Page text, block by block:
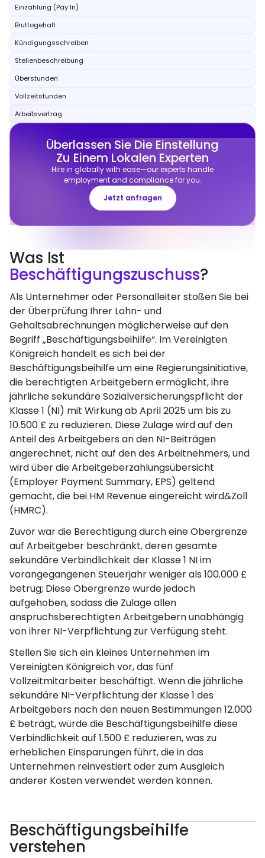
Einzahlung (Pay In)
Bruttogehalt
Kündigungsschreiben
Stellenbeschreibung
Überstunden
Vollzeitstunden
Arbeitsvertrag
Überlassen Sie Die Einstellung
Zu Einem Lokalen Experten
Hire in globally with ease—our experts handle
employment and compliance for you.
Jetzt anfragen
Was Ist
Beschäftigungszuschuss?
Als Unternehmer oder Personalleiter stoßen Sie bei
der Überprüfung Ihrer Lohn- und
Gehaltsabrechnungen möglicherweise auf den
Begriff „Beschäftigungsbeihilfe“. Im Vereinigten
Königreich handelt es sich bei der
Beschäftigungsbeihilfe um eine Regierungsinitiative,
die berechtigten Arbeitgebern ermöglicht, ihre
jährliche sekundäre Sozialversicherungspflicht der
Klasse 1 (NI) mit Wirkung ab April 2025 um bis zu
10.500 £ zu reduzieren. Diese Zulage wird auf den
Anteil des Arbeitgebers an den NI-Beiträgen
angerechnet, nicht auf den des Arbeitnehmers, und
wird über die Arbeitgeberzahlungsübersicht
(Employer Payment Summary, EPS) geltend
gemacht, die bei HM Revenue eingereicht wird&Zoll
(HMRC).
Zuvor war die Berechtigung durch eine Obergrenze
auf Arbeitgeber beschränkt, deren gesamte
sekundäre Verbindlichkeit der Klasse 1 NI im
vorangegangenen Steuerjahr weniger als 100.000 £
betrug; Diese Obergrenze wurde jedoch
aufgehoben, sodass die Zulage allen
anspruchsberechtigten Arbeitgebern unabhängig
von ihrer NI-Verpflichtung zur Verfügung steht.
Stellen Sie sich ein kleines Unternehmen im
Vereinigten Königreich vor, das fünf
Vollzeitmitarbeiter beschäftigt. Wenn die jährliche
sekundäre NI-Verpflichtung der Klasse 1 des
Arbeitgebers nach den neuen Bestimmungen 12.000
£ beträgt, würde die Beschäftigungsbeihilfe diese
Verbindlichkeit auf 1.500 £ reduzieren, was zu
erheblichen Einsparungen führt, die in das
Unternehmen reinvestiert oder zum Ausgleich
anderer Kosten verwendet werden können.
Beschäftigungsbeihilfe
verstehen